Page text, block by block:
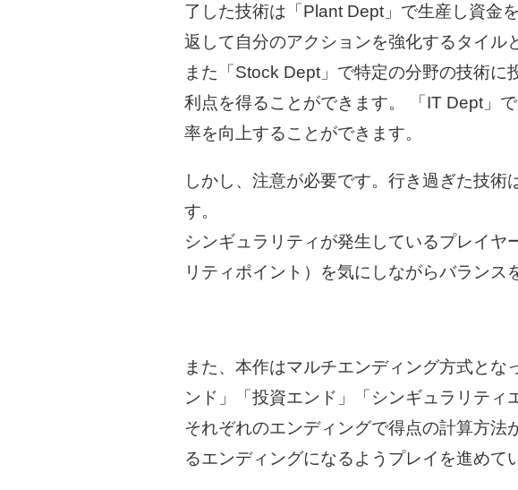
了した技術は「Plant Dept」で生産し資金
返して自分のアクションを強化するタイル
また「Stock Dept」で特定の分野の技術
利点を得ることができます。 「IT Dept」
率を向上することができます。
しかし、注意が必要です。行き過ぎた技
す。
シンギュラリティが発生しているプレイ
リティポイント）を気にしながらバランス
また、本作はマルチエンディング方式と
ンド」「投資エンド」「シンギュラリティ
それぞれのエンディングで得点の計算方
るエンディングになるようプレイを進めて